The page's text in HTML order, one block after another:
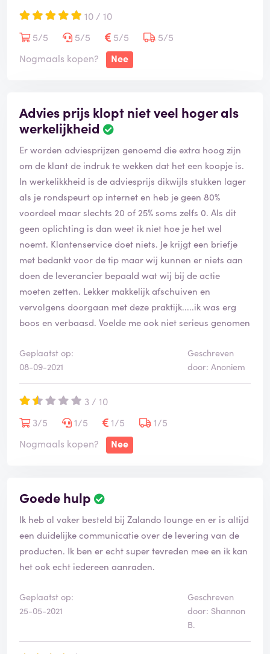
10 / 10
5/5
5/5 5/5
5/5
Nogmaals kopen?
Nee
Advies prijs klopt niet veel hoger als
werkelijkheid
Er worden adviesprijzen genoemd die extra hoog zijn
om de klant de indruk te wekken dat het een koopje is.
In werkelikkheid is de adviesprijs dikwijls stukken lager
als je rondspeurt op internet en heb je geen 80%
voordeel maar slechts 20 of 25% soms zelfs 0. Als dit
geen oplichting is dan weet ik niet hoe je het wel
noemt. Klantenservice doet niets. Je krijgt een briefje
met bedankt voor de tip maar wij kunnen er niets aan
doen de leverancier bepaald wat wij bij de actie
moeten zetten. Lekker makkelijk afschuiven en
vervolgens doorgaan met deze praktijk.....ik was erg
boos en verbaasd. Voelde me ook niet serieus genomen
Geplaatst op:
08-09-2021
Geschreven
door: Anoniem
3 / 10
3/5
1/5 1/5
1/5
Nogmaals kopen?
Nee
Goede hulp
Ik heb al vaker besteld bij Zalando lounge en er is altijd
een duidelijke communicatie over de levering van de
producten. Ik ben er echt super tevreden mee en ik kan
het ook echt iedereen aanraden.
Geplaatst op:
25-05-2021
Geschreven
door: Shannon
B.